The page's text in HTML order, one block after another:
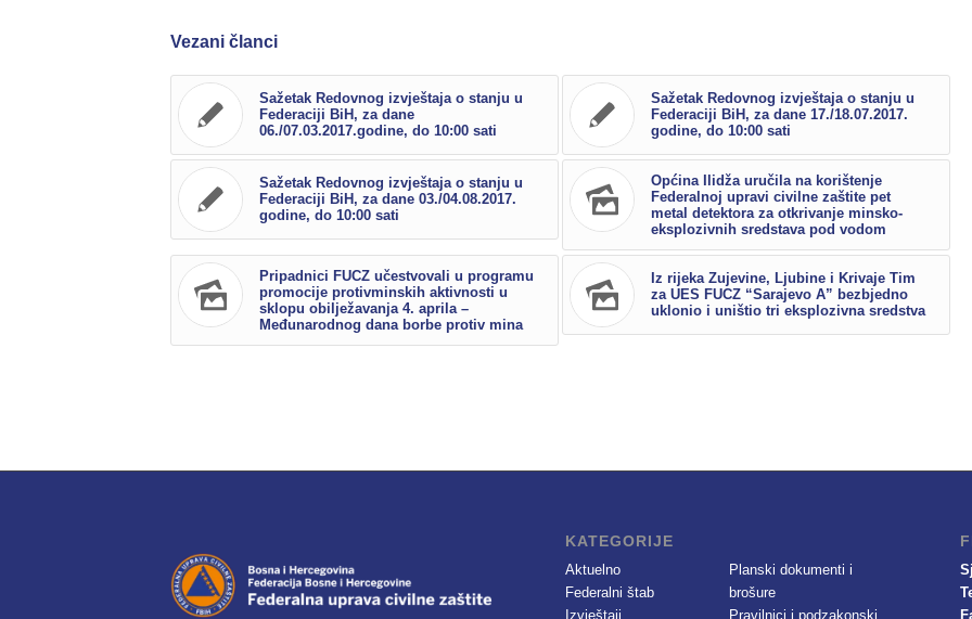
Vezani članci
Sažetak Redovnog izvještaja o stanju u
Federaciji BiH, za dane
06./07.03.2017.godine, do 10:00 sati
Sažetak Redovnog izvještaja o stanju u
Federaciji BiH, za dane 17./18.07.2017.
godine, do 10:00 sati
Sažetak Redovnog izvještaja o stanju u
Federaciji BiH, za dane 03./04.08.2017.
godine, do 10:00 sati
Općina Ilidža uručila na korištenje
Federalnoj upravi civilne zaštite pet
metal detektora za otkrivanje minsko-
eksplozivnih sredstava pod vodom
Pripadnici FUCZ učestvovali u programu
promocije protivminskih aktivnosti u
sklopu obilježavanja 4. aprila –
Međunarodnog dana borbe protiv mina
Iz rijeka Zujevine, Ljubine i Krivaje Tim
za UES FUCZ “Sarajevo A” bezbjedno
uklonio i uništio tri eksplozivna sredstva
KATEGORIJE
Aktuelno
Federalni štab
Izvještaji
Planski dokumenti i
brošure
Pravilnici i podzakonski